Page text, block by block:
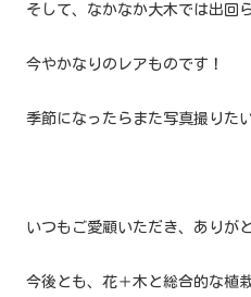
そして、なかなか大木では出回
今やかなりのレアものです！
季節になったらまた写真撮りた
いつもご愛顧いただき、ありが
今後とも、花＋木と総合的な植